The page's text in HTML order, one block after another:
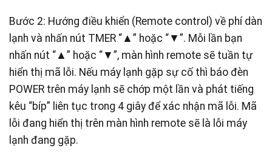
Bước 2: Hướng điều khiển (Remote control) về phí dàn
lạnh và nhấn nút TMER “▲” hoặc “▼”. Mỗi lần bạn
nhấn nút “▲” hoặc “▼”, màn hình remote sẽ tuần tự
hiển thị mã lỗi. Nếu máy lạnh gặp sự cố thì báo đèn
POWER trên máy lạnh sẽ chớp một lần và phát tiếng
kêu “bíp” liên tục trong 4 giây để xác nhận mã lỗi. Mã
lỗi đang hiển thị trên màn hình remote sẽ là lỗi máy
lạnh đang gặp.